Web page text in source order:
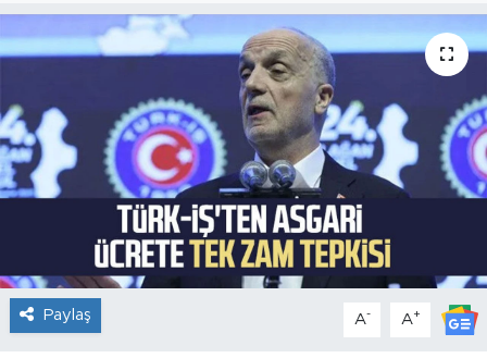
Paylaş A- A+